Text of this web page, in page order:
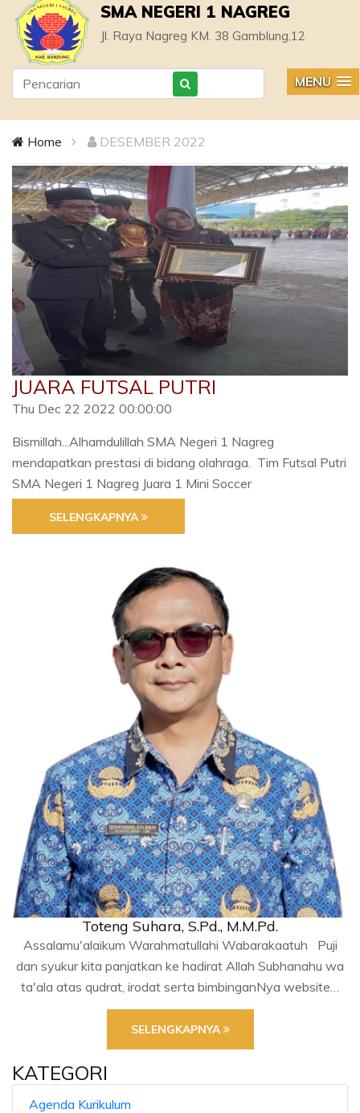
SMA NEGERI 1 NAGREG
Jl. Raya Nagreg KM. 38 Gamblung,12
MENU
Home DESEMBER 2022
JUARA FUTSAL PUTRI
Thu Dec 22 2022 00:00:00
Bismillah...Alhamdulillah SMA Negeri 1 Nagreg
mendapatkan prestasi di bidang olahraga. Tim Futsal Putri
SMA Negeri 1 Nagreg Juara 1 Mini Soccer
SELENGKAPNYA
Toteng Suhara, S.Pd., M.M.Pd.
Assalamu'alaikum Warahmatullahi Wabarakaatuh Puji
dan syukur kita panjatkan ke hadirat Allah Subhanahu wa
ta'ala atas qudrat, irodat serta bimbinganNya website…
SELENGKAPNYA
KATEGORI
Agenda Kurikulum